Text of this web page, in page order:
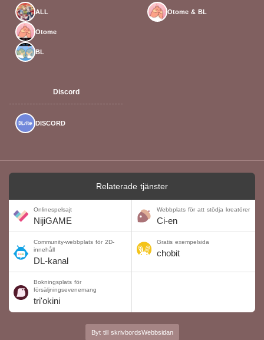
ALL
Otome
BL
Otome & BL
Discord
DISCORD
Relaterade tjänster
Onlinespelsajt
NijiGAME
Webbplats för att stödja kreatörer
Ci-en
Community-webbplats för 2D-
innehåll
DL-kanal
Gratis exempelsida
chobit
Bokningsplats för
försäljningsevenemang
tri'okini
Byt till skrivbordsWebbsidan